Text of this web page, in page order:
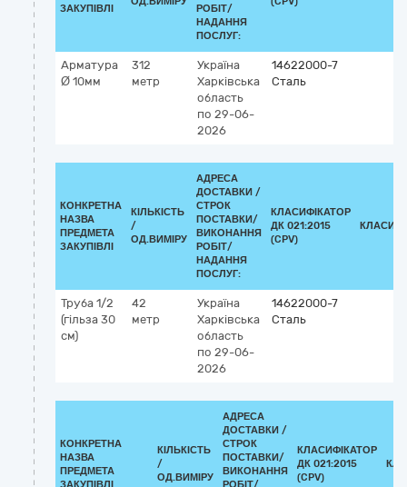
ЗАКУПІВЛІ
РОБІТ/
НАДАННЯ
ПОСЛУГ:
Арматура
Ø 10мм
312
метр
Україна
Харківська
область
по 29-06-
2026
14622000-7
Сталь
КОНКРЕТНА
НАЗВА
ПРЕДМЕТА
ЗАКУПІВЛІ
КІЛЬКІСТЬ
/
ОД.ВИМІРУ
АДРЕСА
ДОСТАВКИ /
СТРОК
ПОСТАВКИ/
ВИКОНАННЯ
РОБІТ/
НАДАННЯ
ПОСЛУГ:
КЛАСИФІКАТОР
ДК 021:2015
(CPV)
Труба 1/2
(гільза 30
см)
42
метр
Україна
Харківська
область
по 29-06-
2026
14622000-7
Сталь
КОНКРЕТНА
НАЗВА
ПРЕДМЕТА
КІЛЬКІСТЬ
/
ОД.ВИМІРУ
АДРЕСА
ДОСТАВКИ /
СТРОК
ПОСТАВКИ/
ВИКОНАННЯ
КЛАСИФІКАТОР
ДК 021:2015
(CPV)